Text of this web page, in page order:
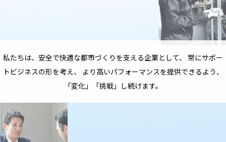
私たちは、安全で快適な都市づくりを支える企業として、
常にサポー
トビジネスの形を考え、
より高いパフォーマンスを提供できるよう、
「変化」「挑戦」し続けます。